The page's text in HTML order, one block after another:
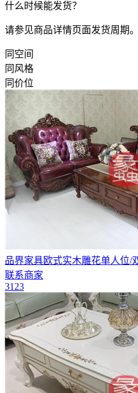
什么时候能发货？
请参见商品详情页面发货周期。
同空间
同风格
同价位
品界家具欧式实木雕花单人位/
联系商家
3123